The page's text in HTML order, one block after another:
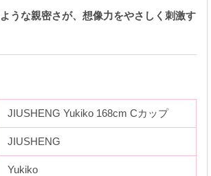
うな親密さが、想像力をやさしく刺激す
JIUSHENG Yukiko 168cm Cカップ
JIUSHENG
Yukiko